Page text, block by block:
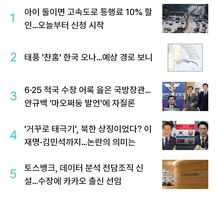
1
아이 둘이면 고속도로 통행료 10% 할
인…오늘부터 신청 시작
2 태풍 '찬홈' 한국 오나…예상 경로 보니
3
6·25 적국 수장 어록 읊은 국방장관…
안규백 '마오쩌둥 발언'에 자질론
4
'거꾸로 태극기', 북한 상징이었다? 이
재명·김민석까지…논란의 의미는
5
토스뱅크, 데이터 분석 전담조직 신
설…수장에 카카오 출신 선임